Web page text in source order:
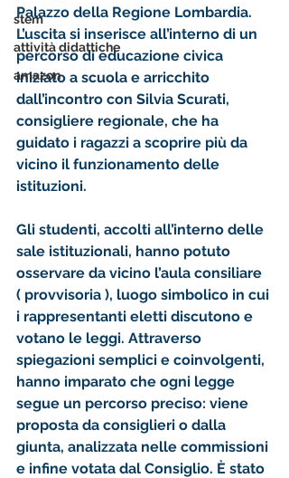
stem
attività didattiche
amazon
Palazzo della Regione Lombardia.
L’uscita si inserisce all’interno di un
percorso di educazione civica
iniziato a scuola e arricchito
dall’incontro con Silvia Scurati,
consigliere regionale, che ha
guidato i ragazzi a scoprire più da
vicino il funzionamento delle
istituzioni.
Gli studenti, accolti all’interno delle
sale istituzionali, hanno potuto
osservare da vicino l’aula consiliare
( provvisoria ), luogo simbolico in cui
i rappresentanti eletti discutono e
votano le leggi. Attraverso
spiegazioni semplici e coinvolgenti,
hanno imparato che ogni legge
segue un percorso preciso: viene
proposta da consiglieri o dalla
giunta, analizzata nelle commissioni
e infine votata dal Consiglio. È stato